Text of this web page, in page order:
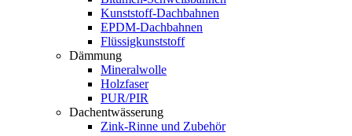
Kunststoff-Dachbahnen
EPDM-Dachbahnen
Flüssigkunststoff
Dämmung
Mineralwolle
Holzfaser
PUR/PIR
Dachentwässerung
Zink-Rinne und Zubehör